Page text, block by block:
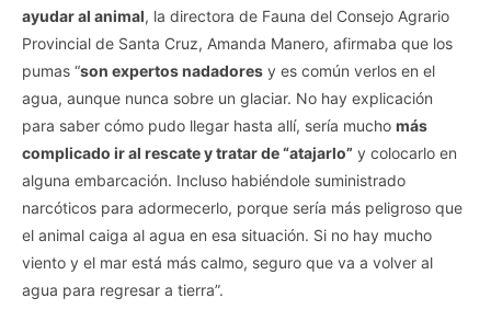
ayudar al animal, la directora de Fauna del Consejo Agrario
Provincial de Santa Cruz, Amanda Manero, afirmaba que los
pumas “son expertos nadadores y es común verlos en el
agua, aunque nunca sobre un glaciar. No hay explicación
para saber cómo pudo llegar hasta allí, sería mucho más
complicado ir al rescate y tratar de “atajarlo” y colocarlo en
alguna embarcación. Incluso habiéndole suministrado
narcóticos para adormecerlo, porque sería más peligroso que
el animal caiga al agua en esa situación. Si no hay mucho
viento y el mar está más calmo, seguro que va a volver al
agua para regresar a tierra”.